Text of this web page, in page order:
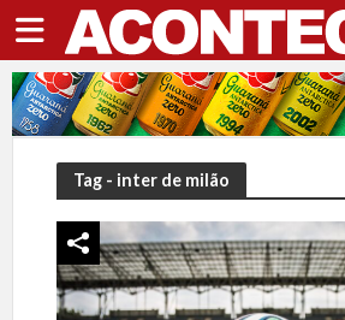
Tag - inter de milão